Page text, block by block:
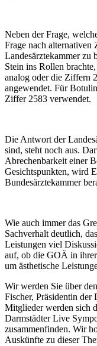
Neben der Frage,
Frage nach
Landesärztekammer zu
Stein ins Rollen
analog oder die Ziffern
angewendet. Für
Ziffer 2583 verwendet.
Die Antwort der
sind, steht noch aus.
Abrechenbarkeit einer
Gesichtspunkten, wird
Bundesärztekammer
Wie auch immer das
Sachverhalt deutlich,
Leistungen viel
auf, ob die GOÄ in
um ästhetische
Wir werden Sie über
Fischer, Präsidentin
Mitglieder werden sich
Darmstädter Live
zusammenfinden. Wir
Auskünfte zu dieser